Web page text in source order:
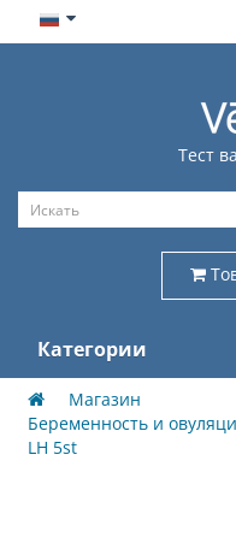
Тест
Категории
Магазин
Беременность и
LH 5st